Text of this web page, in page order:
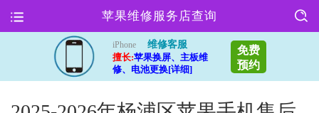
苹果维修服务店查询
iPhone
维修客服
擅长:苹果换屏、主板维
修、电池更换[详细]
免费
预约